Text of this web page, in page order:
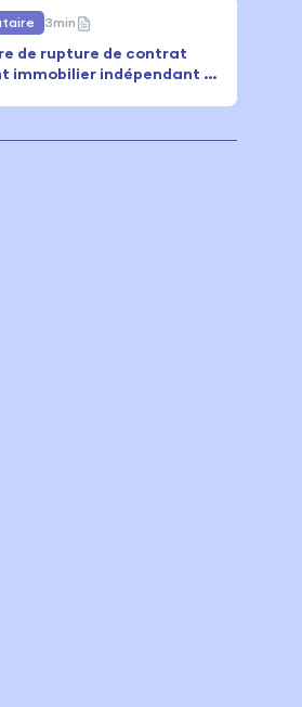
3min
de rupture de contrat
immobilier indépendant :
conséquences et